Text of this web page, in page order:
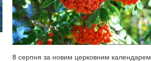
8 серпня за новим церковним календарем